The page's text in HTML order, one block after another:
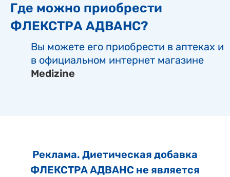
Где можно приобрести
ФЛЕКСТРА АДВАНС?
Вы можете его приобрести в аптеках и
в официальном интернет магазине
Medizine
Реклама. Диетическая добавка
ФЛЕКСТРА АДВАНС не является